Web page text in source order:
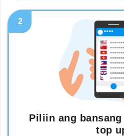
2
Piliin ang
top